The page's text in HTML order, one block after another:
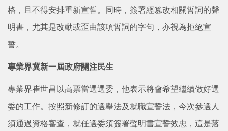
格，且不得安排重新宣誓。同時，簽署經篡改相關誓詞的聲
明書，尤其是改動或歪曲該項誓詞的字句，亦視為拒絕宣
誓。
專業界冀新一屆政府關注民生
專業界崔世昌以高票當選選委，他表示將會希望繼續做好選
委的工作。按照新修訂的選舉法及就職宣誓法，今次參選人
須通過資格審查，就任選委須簽署聲明書宣誓效忠，這是落